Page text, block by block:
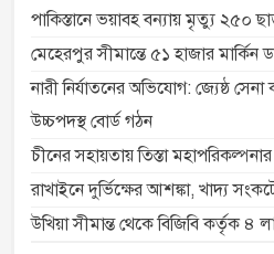
পাকিস্তানে ভয়াবহ বন্যায় মৃত্যু ২৫০
মেহেরপুর সীমান্তে ৫১ হাজার
নারী নির্যাতনের অভিযোগ: জ্যেষ্ঠ সেনা
উচ্চপদস্থ বোর্ড গঠন
চীনের সহায়তায় তিস্তা
রাখাইনে দুর্ভিক্ষের আশঙ্কা, খাদ্য
উখিয়া সীমান্ত থেকে বিজিবি কর্তৃক ৪